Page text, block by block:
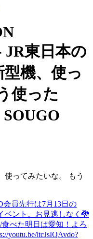
JR東日本の
機、使っ
使った
使ってみたいな。 もう
会員先行は7月13日の
ベント。お見逃しなく🐉
食べた明日は愛知！よろ
youtu.be/ltcJsIQAvdo?